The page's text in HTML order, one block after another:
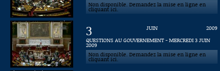
AIDE À LA DÉCOUPE
DE VIDÉOS
Présidence
Évènements
Connaissance, Histoire
Non disponible. Demandez la mise en ligne en
cliquant ici.
3 JUIN
2009
QUESTIONS AU GOUVERNEMENT - MERCREDI 3 JUIN
2009
Non disponible. Demandez la mise en ligne en
cliquant ici.